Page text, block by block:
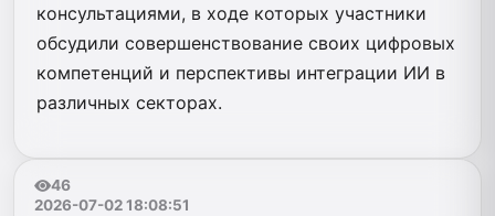
консультациями, в ходе которых участники
обсудили совершенствование своих цифровых
компетенций и перспективы интеграции ИИ в
различных секторах.
46
2026-07-02 18:08:51